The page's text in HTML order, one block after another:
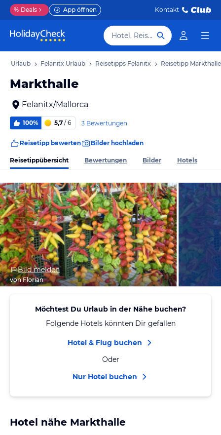
% Deals App öffnen Kontakt
Hotel, Reiseziel
Urlaub Felanitx Urlaub Reisetipps Felanitx Reisetipp Markthalle
Markthalle
Felanitx/Mallorca
100% 5,7 / 6 3 Bewertungen
Reisetipp bewerten Bilder hochladen
Reisetippübersicht Bewertungen Bilder Hotels
Bild melden
von Florian
Möchtest Du Urlaub in der Nähe buchen?
Folgende Hotels könnten Dir gefallen
Hotel & Flug buchen
Oder
Nur Hotel buchen
Hotel nähe Markthalle